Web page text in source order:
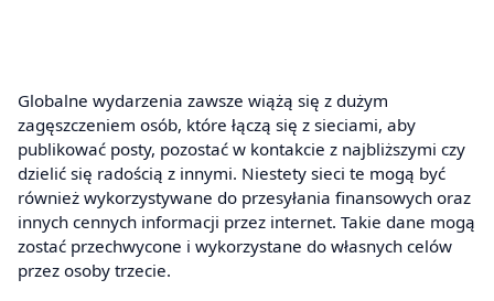
Globalne wydarzenia zawsze wiążą się z dużym
zagęszczeniem osób, które łączą się z sieciami, aby
publikować posty, pozostać w kontakcie z najbliższymi czy
dzielić się radością z innymi. Niestety sieci te mogą być
również wykorzystywane do przesyłania finansowych oraz
innych cennych informacji przez internet. Takie dane mogą
zostać przechwycone i wykorzystane do własnych celów
przez osoby trzecie.